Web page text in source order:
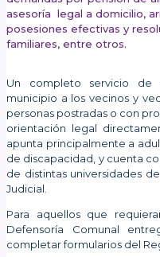
asesoría legal a domicilio,
posesiones efectivas y
familiares, entre otros.
Un completo servicio de
municipio a los vecinos y
personas postradas o con
orientación legal
apunta principalmente a
de discapacidad, y cuenta
de distintas universidades
Judicial.
Para aquellos que
Defensoría Comunal
completar formularios del